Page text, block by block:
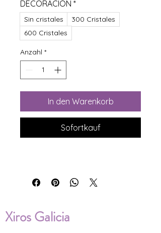
DECORACIÓN *
Sin cristales
300 Cristales
600 Cristales
Anzahl *
In den Warenkorb
Sofortkauf
Xiros Galicia